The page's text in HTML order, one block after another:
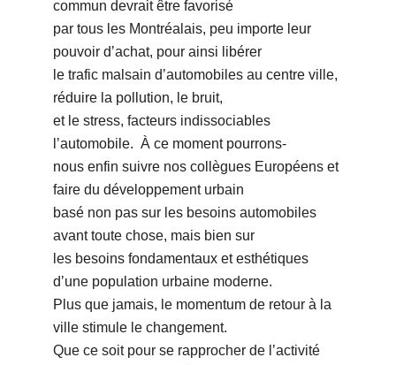
commun devrait être favorisé
par tous les Montréalais, peu importe leur
pouvoir dʼachat, pour ainsi libérer
le trafic malsain dʼautomobiles au centre ville,
réduire la pollution, le bruit,
et le stress, facteurs indissociables
lʼautomobile. À ce moment pourrons-
nous enfin suivre nos collègues Européens et
faire du développement urbain
basé non pas sur les besoins automobiles
avant toute chose, mais bien sur
les besoins fondamentaux et esthétiques
dʼune population urbaine moderne.
Plus que jamais, le momentum de retour à la
ville stimule le changement.
Que ce soit pour se rapprocher de lʼactivité